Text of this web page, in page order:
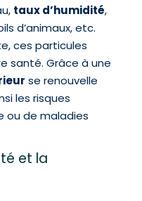
taux d’humidité,
d’animaux, etc.
ces particules
Grâce à une
se renouvelle
les risques
ou de maladies
et la